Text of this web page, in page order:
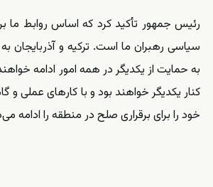
رئیس جمهور تأکید کرد که اساس روابط ما
سیاسی رهبران ما است. ترکیه و آذربایجان
به حمایت از یکدیگر در همه امور ادامه
کنار یکدیگر خواهند بود و با کارهای عملی
خود را برای برقراری صلح در منطقه‌ را ادامه